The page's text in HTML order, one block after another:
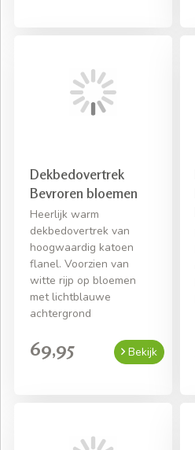
Dekbedovertrek
Bevroren bloemen
Heerlijk warm
dekbedovertrek van
hoogwaardig katoen
flanel. Voorzien van
witte rijp op bloemen
met lichtblauwe
achtergrond
69,95 Bekijk